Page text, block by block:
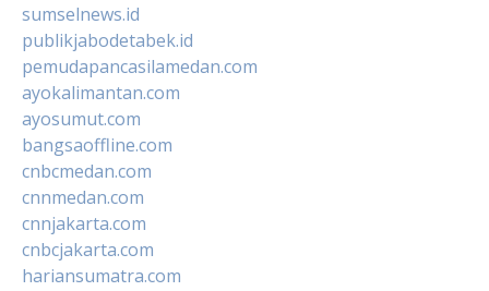
sumselnews.id
publikjabodetabek.id
pemudapancasilamedan.com
ayokalimantan.com
ayosumut.com
bangsaoffline.com
cnbcmedan.com
cnnmedan.com
cnnjakarta.com
cnbcjakarta.com
hariansumatra.com